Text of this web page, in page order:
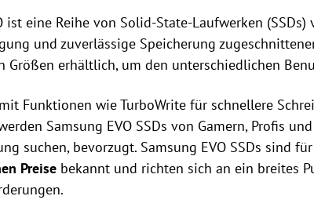
ist eine Reihe von Solid-State-Laufwerken
und zuverlässige Speicherung
Größen erhältlich, um den unterschiedlichen
Funktionen wie TurboWrite für schnellere
Samsung EVO SSDs von Gamern, Profis
suchen, bevorzugt. Samsung EVO SSDs sind
Preise bekannt und richten sich an ein breites